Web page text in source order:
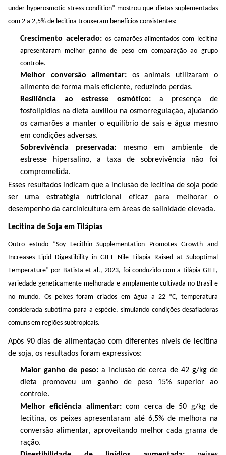
under hyperosmotic stress condition” mostrou que dietas suplementadas
com 2 a 2,5% de lecitina trouxeram benefícios consistentes:
Crescimento acelerado:os camarões alimentados com lecitina
apresentaram melhorganho de peso em comparação ao grupo
controle.
Melhor conversão alimentar: os animais utilizaram o
alimento de forma mais eficiente, reduzindo perdas.
Resiliência ao estresse osmótico: a presença de
fosfolipídios na dieta auxiliou na osmorregulação, ajudando
os camarões a manter o equilíbrio de sais e água mesmo
em condições adversas.
Sobrevivência preservada:mesmo em ambiente de
estresse hipersalino, a taxa de sobrevivência não foi
comprometida.
Esses resultados indicam que a inclusão de lecitina de soja pode
ser uma estratégia nutricional eficaz para melhorar o
desempenho da carcinicultura em áreas de salinidade elevada.
Lecitina de Soja em Tilápias
Outro estudo “Soy Lecithin Supplementation Promotes Growthand
Increases Lipid Digestibility in GIFT Nile Tilapia Raised at Suboptimal
Temperature” por Batista et al., 2023, foi conduzido com a tilápia GIFT,
variedade geneticamente melhorada e amplamente cultivada no Brasil e
no mundo. Os peixes foram criados em água a 22 °C, temperatura
considerada subótima para a espécie, simulando condições desafiadoras
comuns em regiões subtropicais.
Após 90 dias de alimentação com diferentes níveis de lecitina
de soja, os resultados foram expressivos:
Maior ganho de peso:a inclusão de cerca de 42 g/kg de
dieta promoveu um ganho de peso 15% superior ao
controle.
Melhor eficiência alimentar:com cerca de 50 g/kg de
lecitina, os peixes apresentaram até 6,5% de melhora na
conversão alimentar, aproveitando melhor cada grama de
ração.